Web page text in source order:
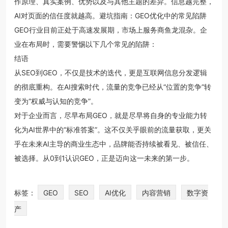
AI对页面的信任度就越高。避坑指南：GEO优化中的常见陷阱
GEO行业目前正处于高速发展期，市场上服务商鱼龙混杂。企
业在布局时，需要警惕以下几个常见的陷阱：
结语
从SEO到GEO，不仅是技术的迭代，更是互联网信息分发逻辑
的彻底重构。在AI搜索时代，流量的竞争已经从“位置的竞争”转
变为“权威与认知的竞争”。
对于企业而言，尽早布局GEO，就是尽早将自身的专业能力转
化为AI世界中的“标准答案”。这不仅关乎眼前的流量获取，更关
乎在未来AI主导的商业生态中，品牌能否持续被看见、被信任、
被选择。从0到1认识GEO，正是迈向这一未来的第一步。
标签： GEO SEO AI优化 内容营销
数字资
产